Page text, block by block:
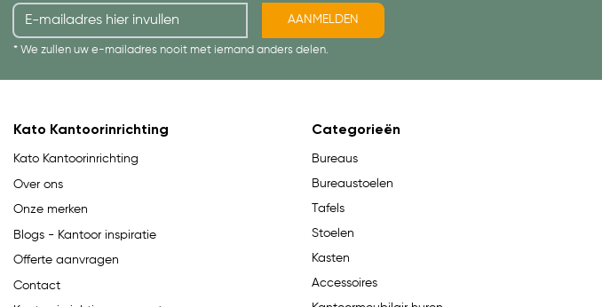
AANMELDEN
* We zullen uw e-mailadres nooit met iemand anders delen.
Kato Kantoorinrichting
Kato Kantoorinrichting
Over ons
Onze merken
Blogs - Kantoor inspiratie
Offerte aanvragen
Contact
Categorieën
Bureaus
Bureaustoelen
Tafels
Stoelen
Kasten
Accessoires